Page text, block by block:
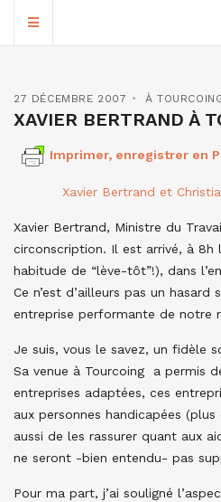
27 DÉCEMBRE 2007 À
XAVIER BERTRAND À
Imprimer, enregistrer en
Xavier Bertrand et
Xavier Bertrand, Ministre du
circonscription. Il est arrivé, à 8h
habitude de “lève-tôt”!), dans
Ce n’est d’ailleurs pas un hasard
entreprise performante de notre
Je suis, vous le savez, un fidèle
Sa venue à Tourcoing a permis
entreprises adaptées, ces
aux personnes handicapées
aussi de les rassurer quant aux
ne seront -bien entendu- pas
Pour ma part, j’ai souligné